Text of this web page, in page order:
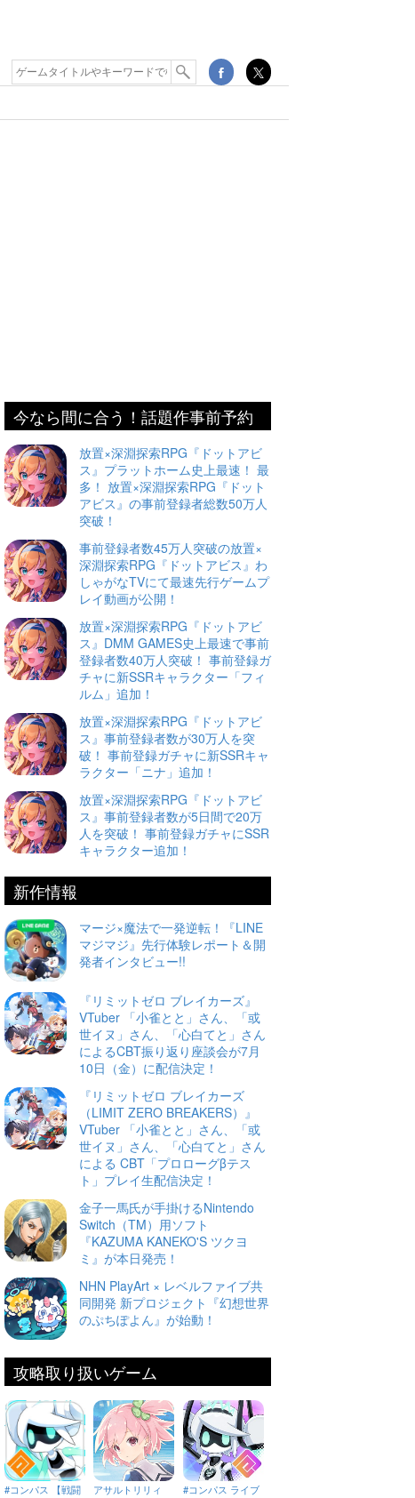
今なら間に合う！話題作事前予約
放置×深淵探索RPG『ドットアビ
ス』プラットホーム史上最速！ 最
多！ 放置×深淵探索RPG『ドット
アビス』の事前登録者総数50万人
突破！
事前登録者数45万人突破の放置×
深淵探索RPG『ドットアビス』わ
しゃがなTVにて最速先行ゲームプ
レイ動画が公開！
放置×深淵探索RPG『ドットアビ
ス』DMM GAMES史上最速で事前
登録者数40万人突破！ 事前登録ガ
チャに新SSRキャラクター「フィ
ルム」追加！
放置×深淵探索RPG『ドットアビ
ス』事前登録者数が30万人を突
破！ 事前登録ガチャに新SSRキャ
ラクター「ニナ」追加！
放置×深淵探索RPG『ドットアビ
ス』事前登録者数が5日間で20万
人を突破！ 事前登録ガチャにSSR
キャラクター追加！
新作情報
マージ×魔法で一発逆転！『LINE
マジマジ』先行体験レポート＆開
発者インタビュー!!
『リミットゼロ ブレイカーズ』
VTuber 「小雀とと」さん、「或
世イヌ」さん、「心白てと」さん
によるCBT振り返り座談会が7月
10日（金）に配信決定！
『リミットゼロ ブレイカーズ
（LIMIT ZERO BREAKERS）』
VTuber 「小雀とと」さん、「或
世イヌ」さん、「心白てと」さん
による CBT「プロローグβテス
ト」プレイ生配信決定！
金子一馬氏が手掛けるNintendo
Switch（TM）用ソフト
『KAZUMA KANEKO'S ツクヨ
ミ』が本日発売！
NHN PlayArt × レベルファイブ共
同開発 新プロジェクト『幻想世界
のぷちぽよん』が始動！
攻略取り扱いゲーム
#コンパス 【戦闘
アサルトリリィ
#コンパス ライブ